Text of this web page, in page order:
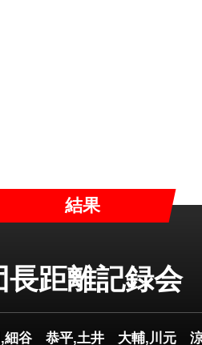
結果
距離記録会
谷 恭平,土井 大輔,川元